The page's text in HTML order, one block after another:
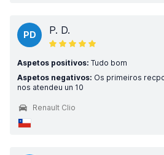
PD P. D.
Aspetos positivos: Tudo bom
Aspetos negativos: Os primeiros
nos atendeu un 10
Renault Clio